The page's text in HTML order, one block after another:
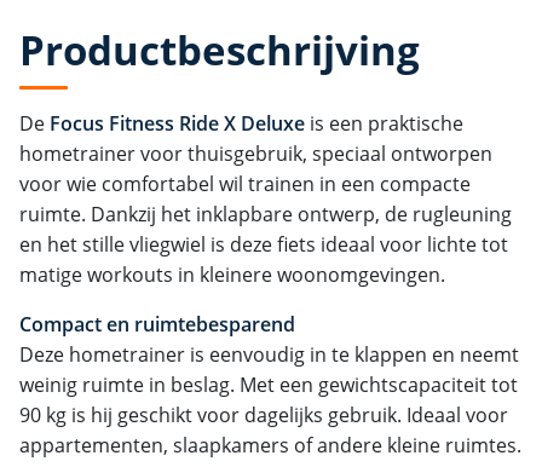
Productbeschrijving
De Focus Fitness Ride X Deluxe is een praktische
hometrainer voor thuisgebruik, speciaal ontworpen
voor wie comfortabel wil trainen in een compacte
ruimte. Dankzij het inklapbare ontwerp, de rugleuning
en het stille vliegwiel is deze fiets ideaal voor lichte tot
matige workouts in kleinere woonomgevingen.
Compact en ruimtebesparend
Deze hometrainer is eenvoudig in te klappen en neemt
weinig ruimte in beslag. Met een gewichtscapaciteit tot
90 kg is hij geschikt voor dagelijks gebruik. Ideaal voor
appartementen, slaapkamers of andere kleine ruimtes.